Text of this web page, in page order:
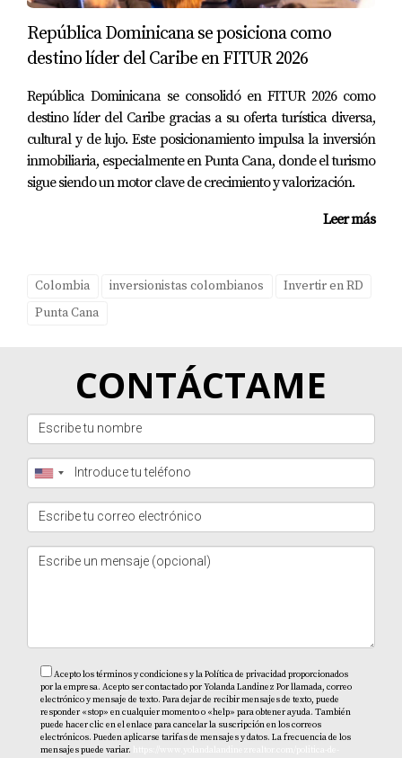
Existen opciones como préstamos hipotecarios
tasas y condiciones para encontrar la mejor opción.
Yolanda Landinez se especializa en ayudar a
inversionistas a navegar el mercado inmobiliario en
Punta Cana. Con años de experiencia y
conocimiento profundo del sector, estoy aquí para
opciones.
República Dominicana se posiciona como
destino líder del Caribe en FITUR 2026
República Dominicana se consolidó en FITUR 2026 como
destino líder del Caribe gracias a su oferta turística diversa,
cultural y de lujo. Este posicionamiento impulsa la inversión
inmobiliaria, especialmente en Punta Cana, donde el turismo
sigue siendo un motor clave de crecimiento y valorización.
Leer más
Colombia inversionistas colombianos
Invertir en RD
Punta Cana
CONTÁCTAME
Acepto los términos y condiciones y la Política de privacidad proporcionados
por la empresa. Acepto ser contactado por Yolanda Landinez Por llamada, correo
electrónico y mensaje de texto. Para dejar de recibir mensajes de texto, puede
responder «stop» en cualquier momento o «help» para obtener ayuda. También
puede hacer clic en el enlace para cancelar la suscripción en los correos
electrónicos. Pueden aplicarse tarifas de mensajes y datos. La frecuencia de los
mensajes puede variar.